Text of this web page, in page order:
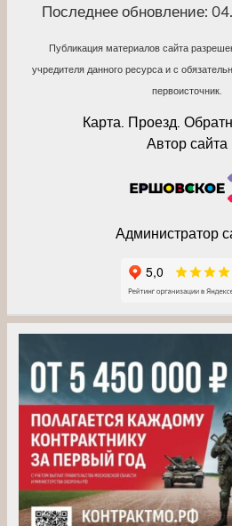
Последнее обновление:
Публикация материалов сайта
учредителя данного ресурса и с
первоисточник.
Карта. Проезд.
Автор сайта
Администратор